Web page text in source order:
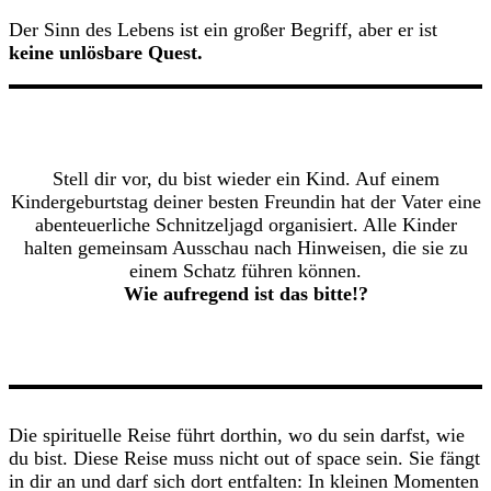
Der Sinn des Lebens ist ein großer Begriff, aber er ist
keine unlösbare Quest.
Stell dir vor, du bist wieder ein Kind. Auf einem
Kindergeburtstag deiner besten Freundin hat der Vater eine
abenteuerliche Schnitzeljagd organisiert. Alle Kinder
halten gemeinsam Ausschau nach Hinweisen, die sie zu
einem Schatz führen können.
Wie aufregend ist das bitte!?
Die spirituelle Reise führt dorthin, wo du sein darfst, wie
du bist. Diese Reise muss nicht out of space sein. Sie fängt
in dir an und darf sich dort entfalten: In kleinen Momenten